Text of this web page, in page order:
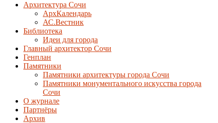
Архитектура Сочи
АрхКалендарь
АС.Вестник
Библиотека
Идеи для города
Главный архитектор Сочи
Генплан
Памятники
Памятники архитектуры города Сочи
Памятники монументального искусства города
Сочи
О журнале
Партнёры
Архив